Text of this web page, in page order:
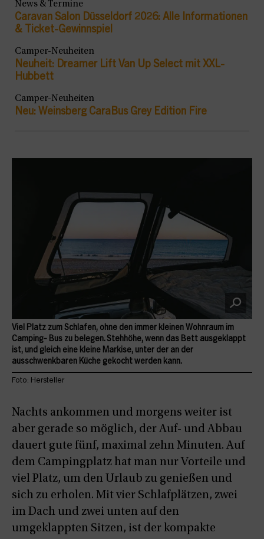
News & Termine
Caravan Salon Düsseldorf 2026: Alle Informationen
& Ticket-Gewinnspiel
Camper-Neuheiten
Neuheit: Dreamer Lift Van Up Select mit XXL-
Hubbett
Camper-Neuheiten
Neu: Weinsberg CaraBus Grey Edition Fire
Viel Platz zum Schlafen, ohne den immer kleinen Wohnraum im
Camping- Bus zu belegen. Stehhöhe, wenn das Bett ausgeklappt
ist, und gleich eine kleine Markise, unter der an der
ausschwenkbaren Küche gekocht werden kann.
Foto: Hersteller
Nachts ankommen und morgens weiter ist
aber gerade so möglich, der Auf- und Abbau
dauert gute fünf, maximal zehn Minuten. Auf
dem Campingplatz hat man nur Vorteile und
viel Platz, um den Urlaub zu genießen und
sich zu erholen. Mit vier Schlafplätzen, zwei
im Dach und zwei unten auf den
umgeklappten Sitzen, ist der kompakte